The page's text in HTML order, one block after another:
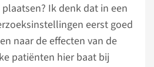
Ik denk dat in een
eerst goed
naar de effecten van de
patiënten hier baat bij